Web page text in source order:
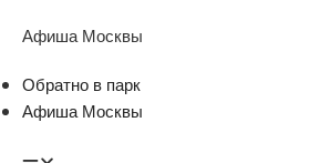
Афиша Москвы
Обратно в парк
Афиша Москвы